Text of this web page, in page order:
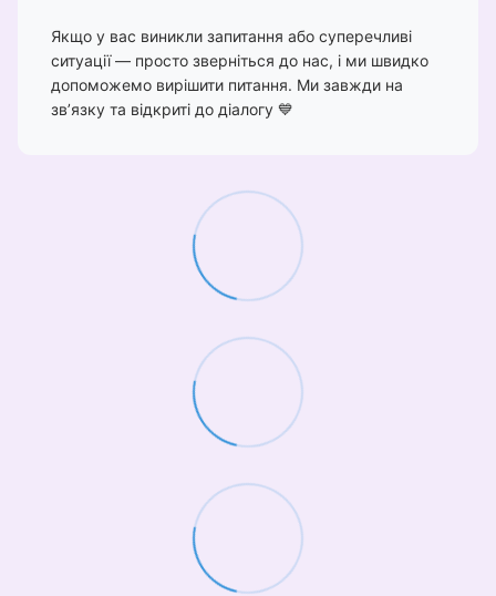
Якщо у вас виникли запитання або суперечливі
ситуації — просто зверніться до нас, і ми швидко
допоможемо вирішити питання. Ми завжди на
зв’язку та відкриті до діалогу 💙